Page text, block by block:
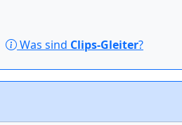
Was sind Clips-Gleiter?